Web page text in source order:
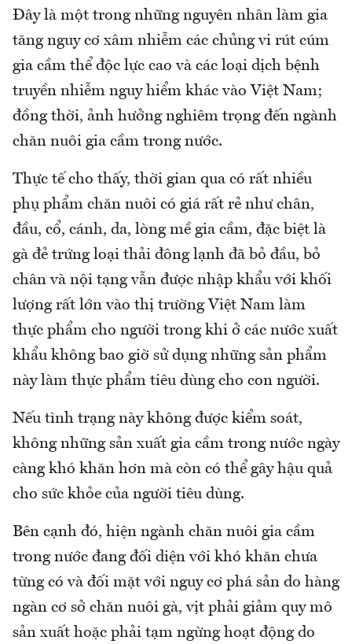
Đây là một trong những nguyên nhân làm gia
tăng nguy cơ xâm nhiễm các chủng vi rút cúm
gia cầm thể độc lực cao và các loại dịch bệnh
truyền nhiễm nguy hiểm khác vào Việt Nam;
đồng thời, ảnh hưởng nghiêm trọng đến ngành
chăn nuôi gia cầm trong nước.
Thực tế cho thấy, thời gian qua có rất nhiều
phụ phẩm chăn nuôi có giá rất rẻ như chân,
đầu, cổ, cánh, da, lòng mề gia cầm, đặc biệt là
gà đẻ trứng loại thải đông lạnh đã bỏ đầu, bỏ
chân và nội tạng vẫn được nhập khẩu với khối
lượng rất lớn vào thị trường Việt Nam làm
thực phẩm cho người trong khi ở các nước xuất
khẩu không bao giờ sử dụng những sản phẩm
này làm thực phẩm tiêu dùng cho con người.
Nếu tình trạng này không được kiểm soát,
không những sản xuất gia cầm trong nước ngày
càng khó khăn hơn mà còn có thể gây hậu quả
cho sức khỏe của người tiêu dùng.
Bên cạnh đó, hiện ngành chăn nuôi gia cầm
trong nước đang đối diện với khó khăn chưa
từng có và đối mặt với nguy cơ phá sản do hàng
ngàn cơ sở chăn nuôi gà, vịt phải giảm quy mô
sản xuất hoặc phải tạm ngừng hoạt động do